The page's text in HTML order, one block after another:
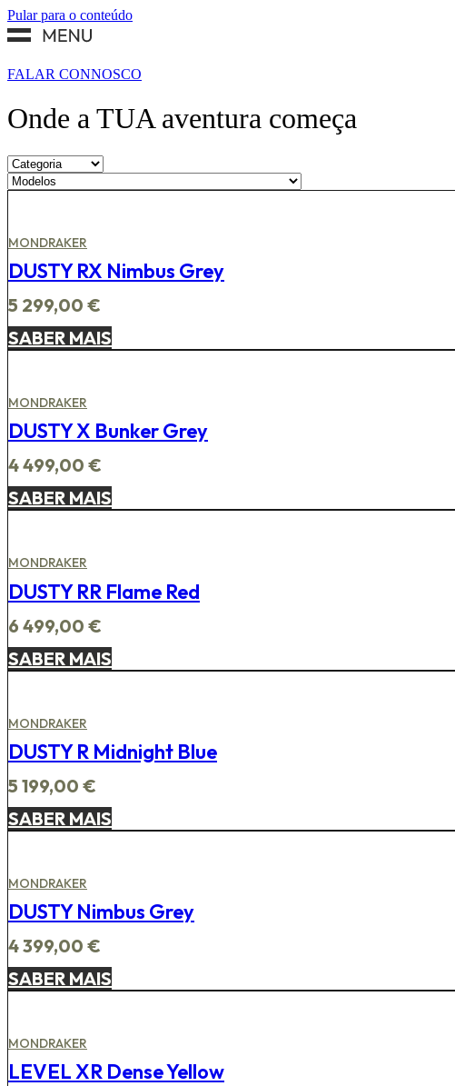
Pular para o conteúdo
FALAR CONNOSCO
Onde a TUA aventura começa
MONDRAKER
DUSTY RX Nimbus Grey
5 299,00 €
SABER MAIS
MONDRAKER
DUSTY X Bunker Grey
4 499,00 €
SABER MAIS
MONDRAKER
DUSTY RR Flame Red
6 499,00 €
SABER MAIS
MONDRAKER
DUSTY R Midnight Blue
5 199,00 €
SABER MAIS
MONDRAKER
DUSTY Nimbus Grey
4 399,00 €
SABER MAIS
MONDRAKER
LEVEL XR Dense Yellow